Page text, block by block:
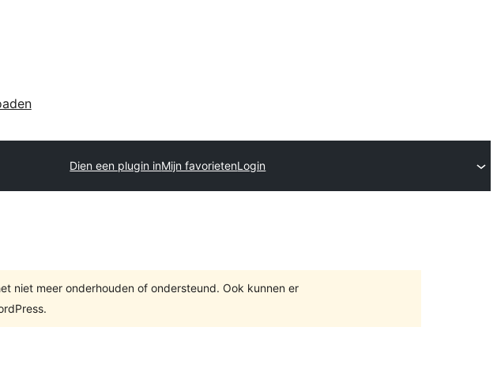
Dien een plugin inMijn favorietenLogin
niet meer onderhouden of ondersteund. Ook kunnen er